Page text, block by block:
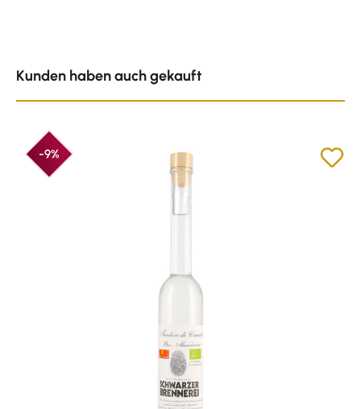
Kunden haben auch gekauft
-9%